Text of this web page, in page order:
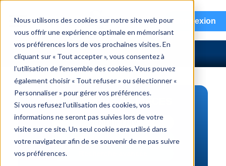
Nous utilisons des cookies sur notre site web pour
vous offrir une expérience optimale en mémorisant
vos préférences lors de vos prochaines visites. En
cliquant sur « Tout accepter », vous consentez à
l’utilisation de l’ensemble des cookies. Vous pouvez
également choisir « Tout refuser » ou sélectionner «
Personnaliser » pour gérer vos préférences.
Si vous refusez l'utilisation des cookies, vos
informations ne seront pas suivies lors de votre
visite sur ce site. Un seul cookie sera utilisé dans
votre navigateur afin de se souvenir de ne pas suivre
vos préférences.
menu Connexion
RECHERCHE DE PIÈCES
Véhicule | NIV
Numéro de pièce | interchange